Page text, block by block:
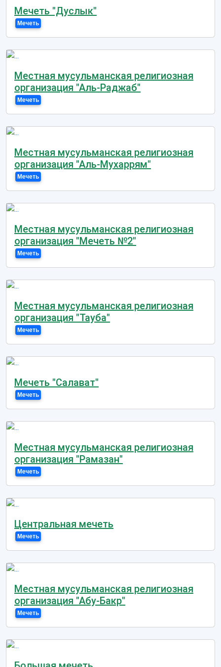
Мечеть "Дуслык"
Мечеть
Местная мусульманская религиозная
организация "Аль-Раджаб"
Мечеть
Местная мусульманская религиозная
организация "Аль-Мухаррям"
Мечеть
Местная мусульманская религиозная
организация "Мечеть №2"
Мечеть
Местная мусульманская религиозная
организация "Тауба"
Мечеть
Мечеть "Салават"
Мечеть
Местная мусульманская религиозная
организация "Рамазан"
Мечеть
Центральная мечеть
Мечеть
Местная мусульманская религиозная
организация "Абу-Бакр"
Мечеть